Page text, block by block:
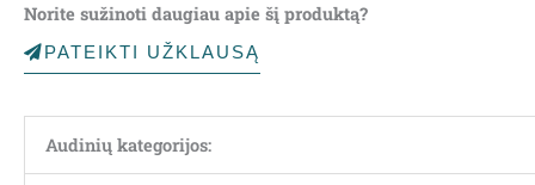
through
1,367.00€
Norite sužinoti daugiau apie šį produktą?
PATEIKTI UŽKLAUSĄ
Audinių kategorijos: